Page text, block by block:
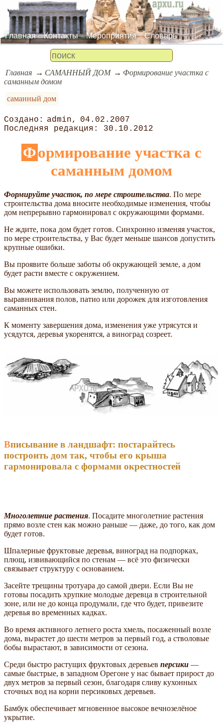
Главная Контакты Мероприятия Словарь
Главная САМАННЫЙ ДОМ
Формирование участка с
саманным домом
саманный дом
admin
04.02.2007
30.10.2012
Формирование участка с
саманным домом
Формируйте участок, по мере строительства. По мере
строительства дома вносите необходимые изменения, чтобы
дом непрерывно гармонировал с окружающими формами.
Не ждите, пока дом будет готов. Синхронно изменяя участок,
по мере строительства, у Вас будет меньше шансов допустить
крупные ошибки.
Вы проявите больше заботы об окружающей земле, а дом
будет расти вместе с окружением.
Вы можете использовать землю, полученную от
выравнивания полов, патио или дорожек для изготовления
саманных стен.
К моменту завершения дома, изменения уже утрясутся и
усядутся, деревья укоренятся, а виноград созреет.
Вписывание в ландшафт: постарайтесь
построить дом так, чтобы его крыша
гармонировала с формами окрестностей
Многолетние растения. Посадите многолетние растения
прямо возле стен как можно раньше — даже, до того, как дом
будет готов.
Шпалерные фруктовые деревья, виноград на подпорках,
плющ, извивающийся по стенам — всё это физически
связывает структуру с основанием.
Засейте трещины тротуара до самой двери. Если Вы не
готовы посадить хрупкие молодые деревца в строительной
зоне, или не до конца продумали, где что будет, привезите
деревья во временных кадках.
Во время активного летнего роста хмель, посаженный возле
дома, вырастет до шести метров за первый год, а стволовые
бобы вырастают, в зависимости от сезона.
Среди быстро растущих фруктовых деревьев персики —
самые быстрые, в западном Орегоне у нас бывает прирост до
двух метров за первый сезон, благодаря сливу кухонных
сточных вод на корни персиковых деревьев.
Бамбук обеспечивает мгновенное высокое вечнозелёное
укрытие.